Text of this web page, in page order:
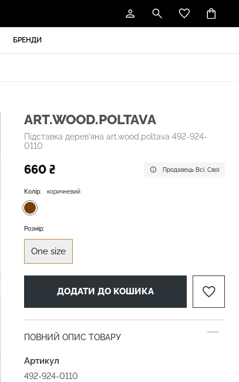
БРЕНДИ
ART.WOOD.POLTAVA
Підставка дерев'яна art.wood.poltava 492-924-
0110
660 ₴ Продавець Всі. Свої
Колір: коричневий
Розмір:
One size
ДОДАТИ ДО КОШИКА
ПОВНИЙ ОПИС ТОВАРУ
Артикул
492-924-0110